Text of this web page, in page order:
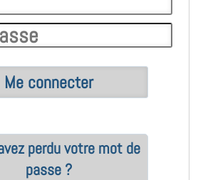
perdu votre mot de
passe ?